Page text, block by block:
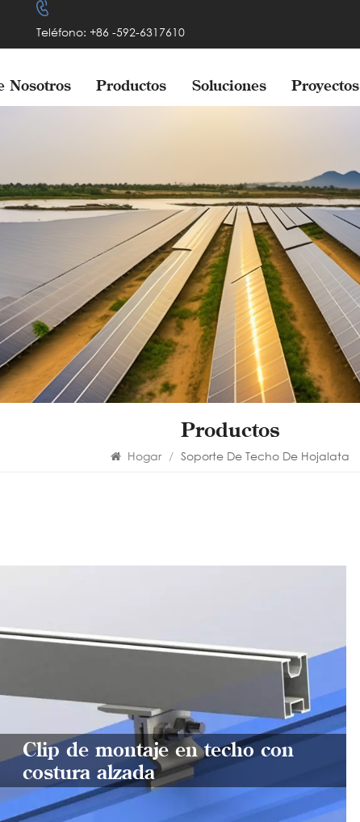
Teléfono: +86 -592-6317610
Nosotros Productos Soluciones Proyectos
Productos
Hogar / Soporte De Techo De Hojalata
Clip de montaje en techo con
costura alzada